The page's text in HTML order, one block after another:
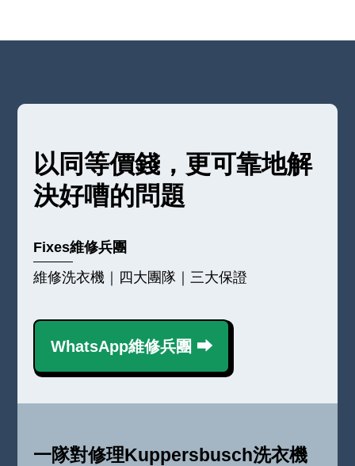
以同等價錢，更可靠地解
決好嘈的問題
Fixes維修兵團
維修洗衣機｜四大團隊｜三大保證
WhatsApp維修兵團 ⮕
一隊對修理Kuppersbusch洗衣機